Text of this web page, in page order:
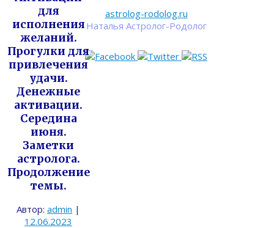
astrolog-rodolog.ru
Наталья Астролог-Родолог
для
исполнения
желаний.
Прогулки для
привлечения
удачи.
Денежные
активации.
Середина
июня.
Заметки
астролога.
Продолжение
темы.
Автор: admin |
12.06.2023